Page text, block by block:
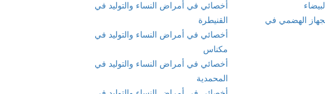
الهضمي في
أخصائي في أمراض النساء والتوليد في
القنيطرة
أخصائي في أمراض النساء والتوليد في
مكناس
أخصائي في أمراض النساء والتوليد في
المحمدية